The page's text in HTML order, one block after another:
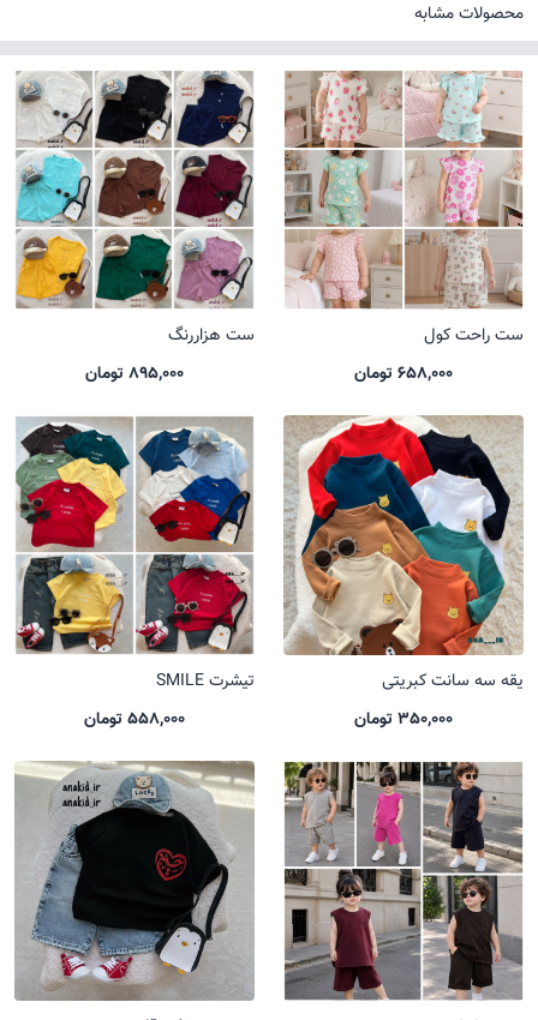
محصولات مشابه
ست راحت کول
658,000 تومان
ست هزاررنگ
895,000 تومان
یقه سه سانت کبریتی
350,000 تومان
تیشرت SMILE
558,000 تومان